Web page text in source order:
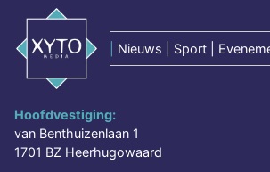
Nieuws | Sport |
Hoofdvestiging:
van Benthuizenlaan 1
1701 BZ Heerhugowaard